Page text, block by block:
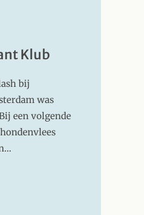
Klub
bij
was
een volgende